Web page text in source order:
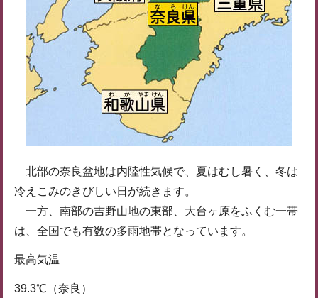
北部の奈良盆地は内陸性気候で、夏はむし暑く、冬は
冷えこみのきびしい日が続きます。
一方、南部の吉野山地の東部、大台ヶ原をふくむ一帯
は、全国でも有数の多雨地帯となっています。
最高気温
39.3℃（奈良）